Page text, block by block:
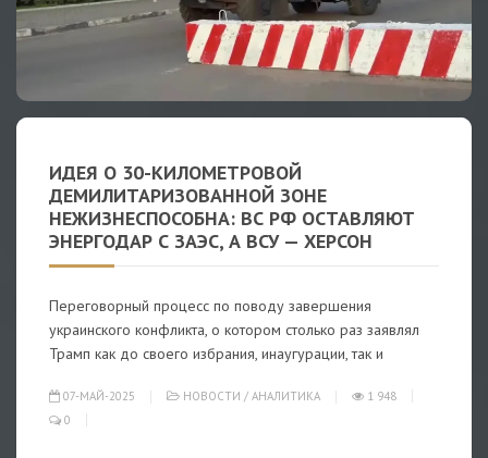
ИДЕЯ О 30-КИЛОМЕТРОВОЙ
ДЕМИЛИТАРИЗОВАННОЙ ЗОНЕ
НЕЖИЗНЕСПОСОБНА: ВС РФ ОСТАВЛЯЮТ
ЭНЕРГОДАР С ЗАЭС, А ВСУ — ХЕРСОН
Переговорный процесс по поводу завершения
украинского конфликта, о котором столько раз заявлял
Трамп как до своего избрания, инаугурации, так и
07-МАЙ-2025 НОВОСТИ / АНАЛИТИКА
1 948
0